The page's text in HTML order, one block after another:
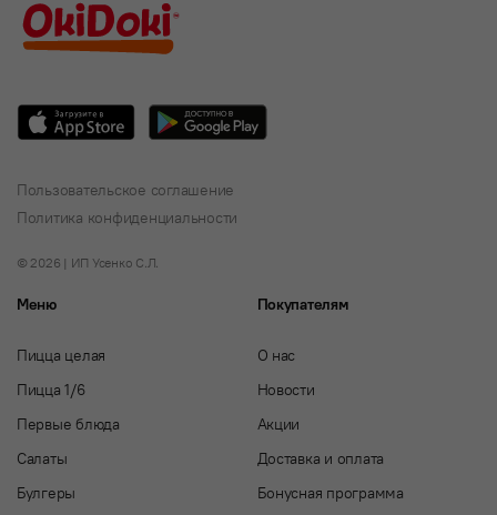
Пользовательское соглашение
Политика конфиденциальности
© 2026 | ИП Усенко С.Л.
Меню
Пицца целая
Пицца 1/6
Первые блюда
Салаты
Булгеры
Покупателям
О нас
Новости
Акции
Доставка и оплата
Бонусная программа